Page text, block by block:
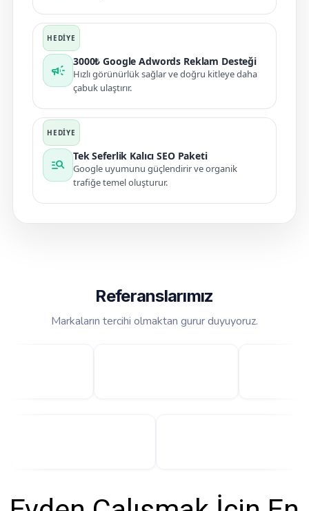
campaign
3000₺ Google Adwords Reklam Desteği
Hızlı görünürlük sağlar ve doğru kitleye daha
çabuk ulaştırır.
manage_search
Tek Seferlik Kalıcı SEO Paketi
Google uyumunu güçlendirir ve organik
trafiğe temel oluşturur.
Referanslarımız
Markaların tercihi olmaktan gurur duyuyoruz.